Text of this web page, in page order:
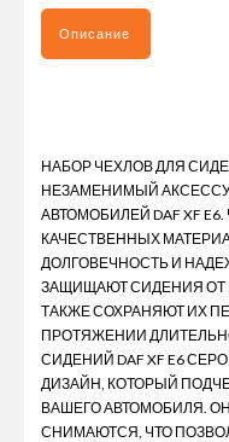
Описание
НАБОР ЧЕХЛОВ ДЛЯ
НЕЗАМЕНИМЫЙ
АВТОМОБИЛЕЙ DAF XF
КАЧЕСТВЕННЫХ
ДОЛГОВЕЧНОСТЬ И
ЗАЩИЩАЮТ СИДЕНИЯ ОТ
ТАКЖЕ СОХРАНЯЮТ ИХ
ПРОТЯЖЕНИИ
СИДЕНИЙ DAF XF E6
ДИЗАЙН, КОТОРЫЙ
ВАШЕГО АВТОМОБИЛЯ.
СНИМАЮТСЯ, ЧТО